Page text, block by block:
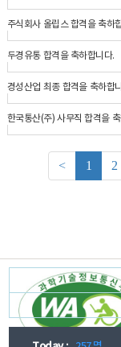
주식회사 올립스 합격을 축하
두경유통 합격을 축하합니다.
경성산업 최종 합격을 축하합
한국통산(주) 사무직 합격을
< 1 2